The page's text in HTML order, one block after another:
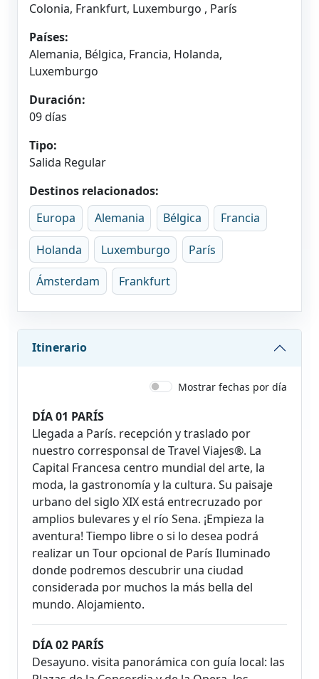
Colonia, Frankfurt, Luxemburgo , París
Países:
Alemania, Bélgica, Francia, Holanda,
Luxemburgo
Duración:
09 días
Tipo:
Salida Regular
Destinos relacionados:
Europa
Alemania Bélgica Francia
Holanda Luxemburgo París
Ámsterdam Frankfurt
Itinerario
Mostrar fechas por día
DÍA 01 PARÍS
Llegada a París. recepción y traslado por
nuestro corresponsal de Travel Viajes®. La
Capital Francesa centro mundial del arte, la
moda, la gastronomía y la cultura. Su paisaje
urbano del siglo XIX está entrecruzado por
amplios bulevares y el río Sena. ¡Empieza la
aventura! Tiempo libre o si lo desea podrá
realizar un Tour opcional de París Iluminado
donde podremos descubrir una ciudad
considerada por muchos la más bella del
mundo. Alojamiento.
DÍA 02 PARÍS
Desayuno. visita panorámica con guía local: las